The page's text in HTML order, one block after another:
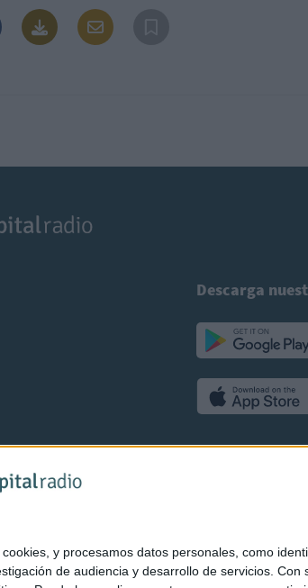
y procesamos datos personales, como
de audiencia y desarrollo de servicios. Con
Descarga